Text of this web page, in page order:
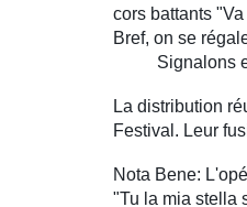
cors battants
Bref, on se
Signalons
La distribution
Festival. Leur
Nota Bene:
"Tu la mia stella